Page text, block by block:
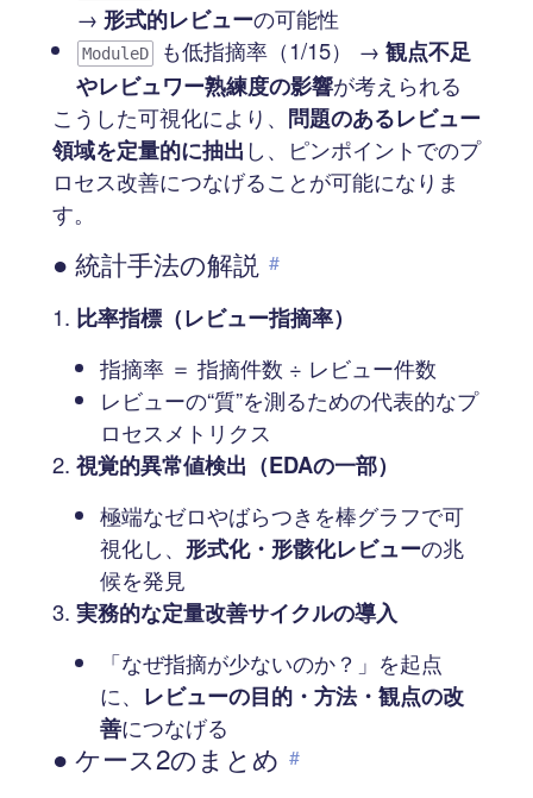
→ 形式的レビューの可能性
ModuleD も低指摘率（1/15） →観点不足
やレビュワー熟練度の影響が考えられる
こうした可視化により、 問題のあるレビュー
領域を定量的に抽出 し、ピンポイントでのプ
ロセス改善につなげることが可能になりま
す。
● 統計手法の解説 #
比率指標（レビュー指摘率）
指摘率 ＝ 指摘件数 ÷ レビュー件数
レビューの“質”を測るための代表的なプ
ロセスメトリクス
視覚的異常値検出（EDAの一部）
極端なゼロやばらつきを棒グラフで可
視化し、 形式化・形骸化レビューの兆
候を発見
実務的な定量改善サイクルの導入
「なぜ指摘が少ないのか？」を起点
に、 レビューの目的・方法・観点の改
善につなげる
● ケース2のまとめ #